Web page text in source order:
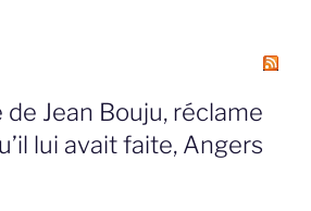
de Jean Bouju, réclame
lui avait faite, Angers